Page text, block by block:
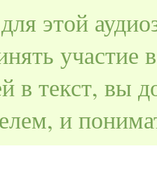
этой
в текст, вы
и